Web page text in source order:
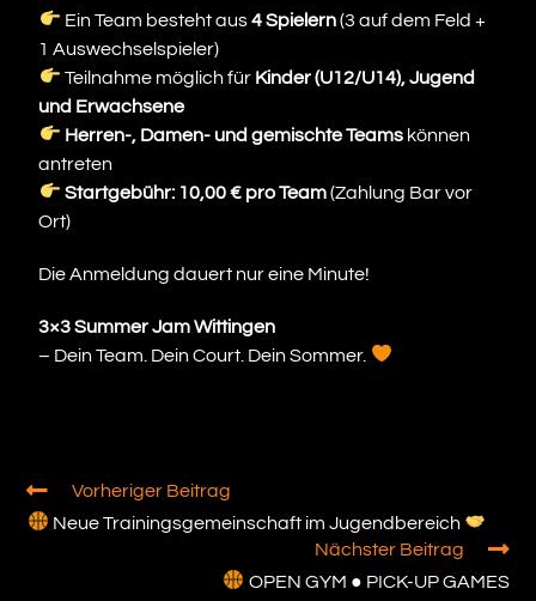
Ein Team besteht aus4 Spielern(3 auf dem Feld +
1 Auswechselspieler)
Teilnahme möglich für Kinder (U12/U14), Jugend
und Erwachsene
Herren-, Damen- und gemischte Teamskönnen
antreten
Startgebühr: 10,00 € pro Team(Zahlung Bar vor
Ort)
Die Anmeldung dauert nur eine Minute!
3×3 Summer Jam Wittingen
– Dein Team. Dein Court. Dein Sommer.
Vorheriger Beitrag
Neue Trainingsgemeinschaft im Jugendbereich
Nächster Beitrag
OPEN GYM ● PICK-UP GAMES